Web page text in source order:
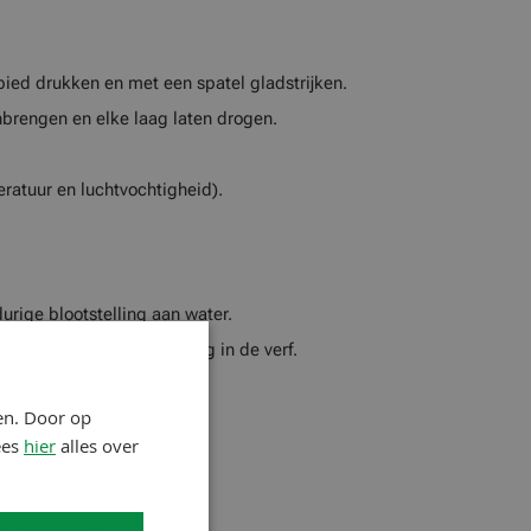
drukken en met een spatel gladstrijken.
en elke laag laten drogen.
en luchtvochtigheid).
blootstelling aan water.
leiden tot scheurvorming in de verf.
Door op
hier alles over